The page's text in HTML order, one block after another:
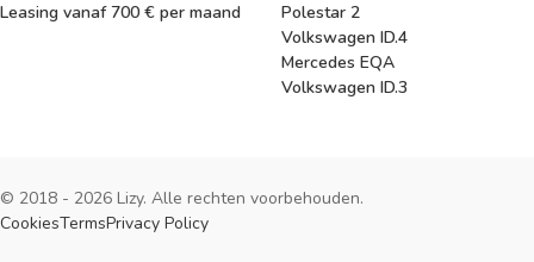
Leasing vanaf 700 € per maand
Polestar 2
Volkswagen ID.4
Mercedes EQA
Volkswagen ID.3
© 2018 - 2026 Lizy. Alle rechten voorbehouden.
CookiesTermsPrivacy Policy